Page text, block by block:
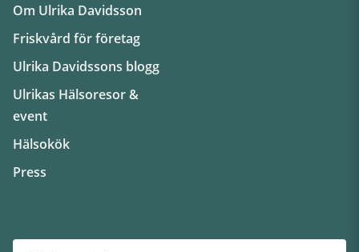
Om Ulrika Davidsson
Friskvård för företag
Ulrika Davidssons blogg
Ulrikas Hälsoresor &
event
Hälsokök
Press